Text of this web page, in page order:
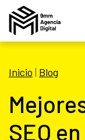
Inicio | Blog
SEO